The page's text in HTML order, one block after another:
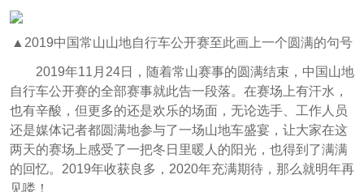
▲2019中国常山山地自行车公开赛至此画上一个圆满的句号
2019年11月24日，随着常山赛事的圆满结束，中国山地
自行车公开赛的全部赛事就此告一段落。在赛场上有汗水，
也有辛酸，但更多的还是欢乐的场面，无论选手、工作人员
还是媒体记者都圆满地参与了一场山地车盛宴，让大家在这
两天的赛场上感受了一把冬日里暖人的阳光，也得到了满满
的回忆。2019年收获良多，2020年充满期待，那么就明年再
见喽！